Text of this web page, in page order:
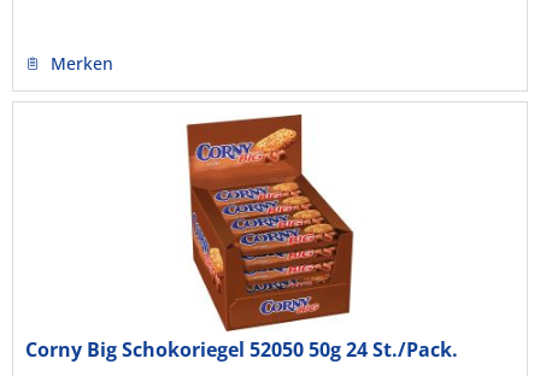
Merken
Corny Big Schokoriegel 52050 50g 24 St./Pack.